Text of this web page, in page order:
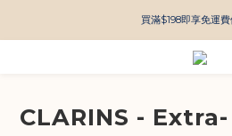
買滿$198即享免運費
CLARINS - Extra-